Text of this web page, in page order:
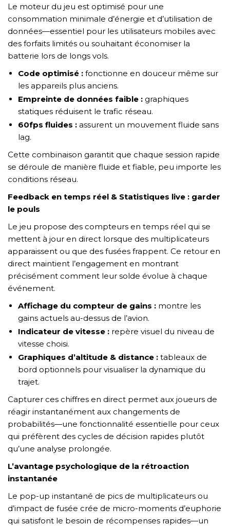
Le moteur du jeu est optimisé pour une
consommation minimale d’énergie et d’utilisation de
données—essentiel pour les utilisateurs mobiles avec
des forfaits limités ou souhaitant économiser la
batterie lors de longs vols.
Code optimisé : fonctionne en douceur même sur
les appareils plus anciens.
Empreinte de données faible : graphiques
statiques réduisent le trafic réseau.
60fps fluides : assurent un mouvement fluide sans
lag.
Cette combinaison garantit que chaque session rapide
se déroule de manière fluide et fiable, peu importe les
conditions réseau.
Feedback en temps réel & Statistiques live : garder
le pouls
Le jeu propose des compteurs en temps réel qui se
mettent à jour en direct lorsque des multiplicateurs
apparaissent ou que des fusées frappent. Ce retour en
direct maintient l’engagement en montrant
précisément comment leur solde évolue à chaque
événement.
Affichage du compteur de gains : montre les
gains actuels au-dessus de l’avion.
Indicateur de vitesse : repère visuel du niveau de
vitesse choisi.
Graphiques d’altitude & distance : tableaux de
bord optionnels pour visualiser la dynamique du
trajet.
Capturer ces chiffres en direct permet aux joueurs de
réagir instantanément aux changements de
probabilités—une fonctionnalité essentielle pour ceux
qui préfèrent des cycles de décision rapides plutôt
qu’une analyse prolongée.
L’avantage psychologique de la rétroaction
instantanée
Le pop-up instantané de pics de multiplicateurs ou
d’impact de fusée crée de micro-moments d’euphorie
qui satisfont le besoin de récompenses rapides—un